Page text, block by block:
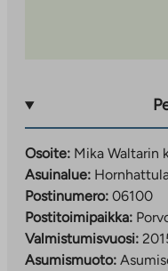
Osoite: Mika Waltarin
Asuinalue:
Postinumero: 06100
Postitoimipaikka:
Valmistumisvuosi:
Asumismuoto: